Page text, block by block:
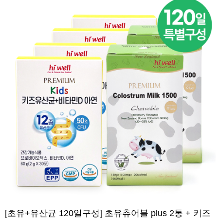
[초유+유산균 120일구성] 초유츄어블 plus 2통 + 키즈